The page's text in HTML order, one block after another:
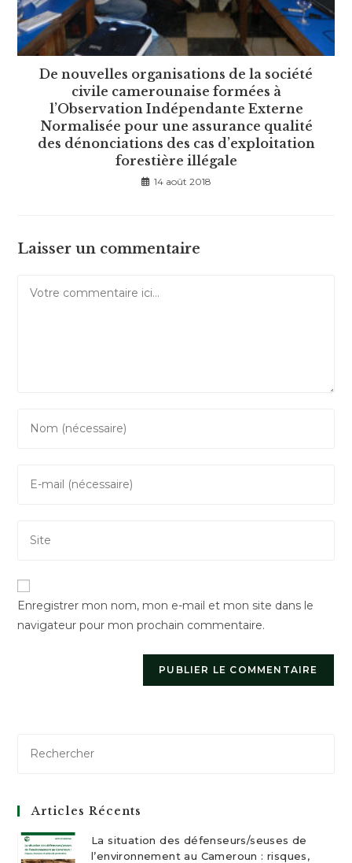
De nouvelles organisations de la société
civile camerounaise formées à
l’Observation Indépendante Externe
Normalisée pour une assurance qualité
des dénonciations des cas d’exploitation
forestière illégale
14 août 2018
Laisser un commentaire
your
comment
your
address
l’URL
votre
site
(facultatif)
Enregistrer mon nom, mon e-mail et mon site dans le
navigateur pour mon prochain commentaire.
Articles Récents
La situation des défenseurs/seuses de
l’environnement au Cameroun : risques,